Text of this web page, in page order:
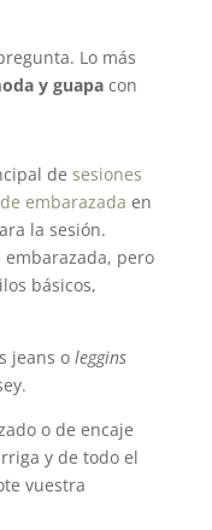
Lo más
y guapacon
de sesiones
embarazada en
la sesión.
embarazada, pero
básicos,
jeans o leggins
o de encaje
y de todo el
vuestra